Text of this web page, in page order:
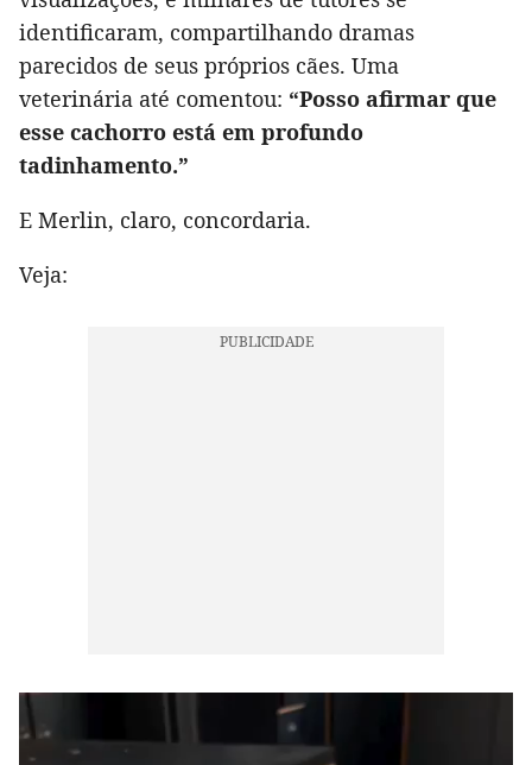
identificaram, compartilhando dramas
parecidos de seus próprios cães. Uma
veterinária até comentou: “Posso afirmar que
esse cachorro está em profundo
tadinhamento.”
E Merlin, claro, concordaria.
Veja: